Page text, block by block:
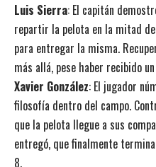
Luis Sierra: El capitán
repartir la pelota en la mitad
para entregar la misma.
más allá, pese haber recibido
Xavier González: El jugador
filosofía dentro del campo.
que la pelota llegue a sus
entregó, que finalmente
8.